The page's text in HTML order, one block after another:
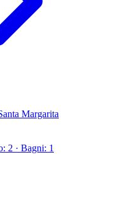
Margarita
2 · Bagni: 1